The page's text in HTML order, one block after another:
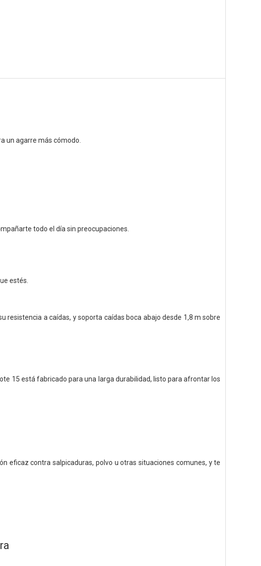
un agarre más cómodo.
todo el día sin preocupaciones.
estés.
resistencia a caídas, y soporta caídas boca abajo desde 1,8 m sobre
15 está fabricado para una larga durabilidad, listo para afrontar los
eficaz contra salpicaduras, polvo u otras situaciones comunes, y te